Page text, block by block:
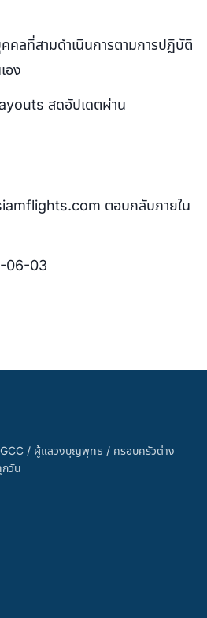
คลที่สามดำเนินการตามการปฏิบัติ
อง
สดอัปเดตผ่าน
ตอบกลับภายใน
06-03
/ ผู้แสวงบุญพุทธ / ครอบครัวต่าง
วัน